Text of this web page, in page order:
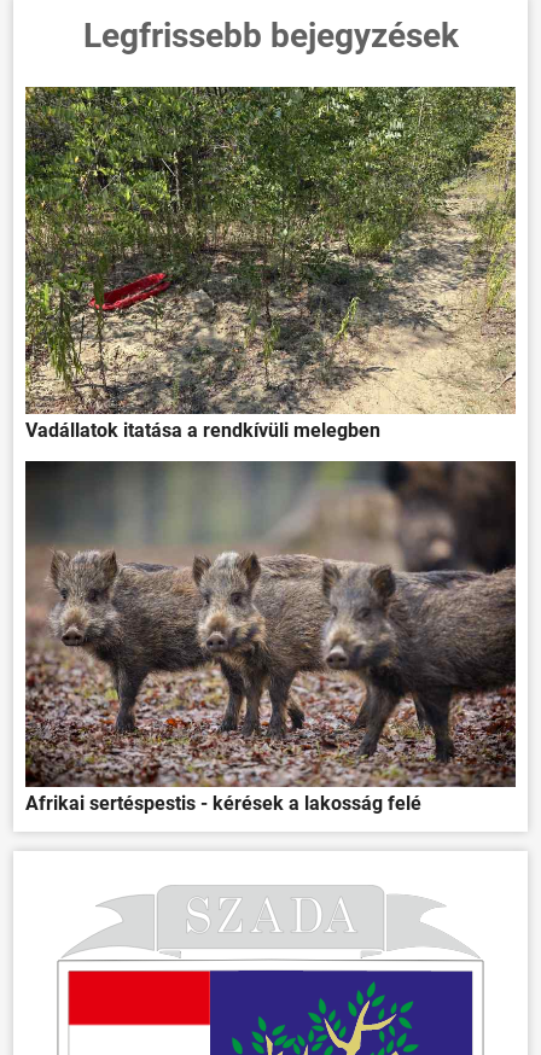
Legfrissebb bejegyzések
Vadállatok itatása a rendkívüli melegben
Afrikai sertéspestis - kérések a lakosság felé